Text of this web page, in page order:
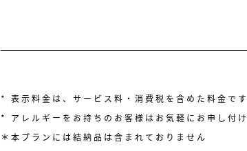
* 表示料金は、サービス料・消費税を含めた料金です
* アレルギーをお持ちのお客様はお気軽にお申し付
＊本プランには結納品は含まれておりません